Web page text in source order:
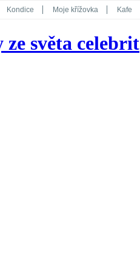
Kondice Moje křížovka Kafe
světa celebrit